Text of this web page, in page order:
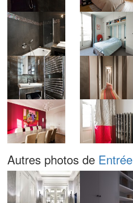
Autres photos de Entrée